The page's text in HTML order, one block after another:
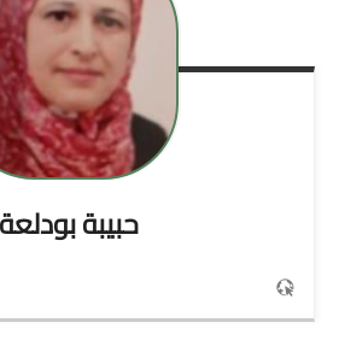
حبيبةبودلعة